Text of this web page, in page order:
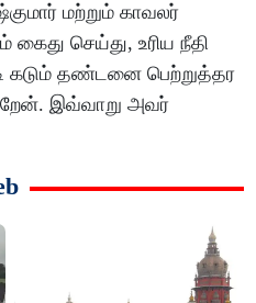
மற்றும் காவலர்
கைது செய்து, உரிய நீதி
கடும் தண்டனை பெற்றுத்தர
இவ்வாறு அவர்